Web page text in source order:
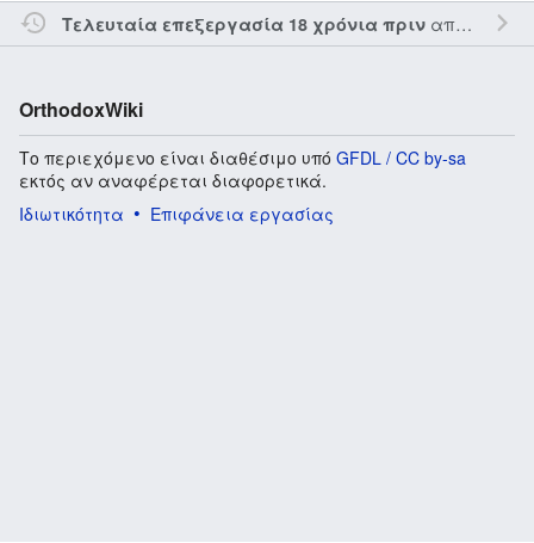
Τελευταία επεξεργασία 18 χρόνια πριναπό τον την
OrthodoxWiki
Το περιεχόμενο είναι διαθέσιμο υπό GFDL / CC by-sa
εκτός αν αναφέρεται διαφορετικά.
Ιδιωτικότητα
Επιφάνεια εργασίας